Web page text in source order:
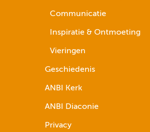
Communicatie
Inspiratie & Ontmoeting
Vieringen
Geschiedenis
ANBI Kerk
ANBI Diaconie
Privacy